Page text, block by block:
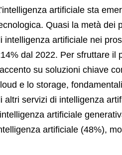
artificiale sta
Quasi la metà dei
intelligenza artificiale nei
dal 2022. Per sfruttare il
su soluzioni chiave
e lo storage,
altri servizi di intelligenza
artificiale
artificiale (48%),